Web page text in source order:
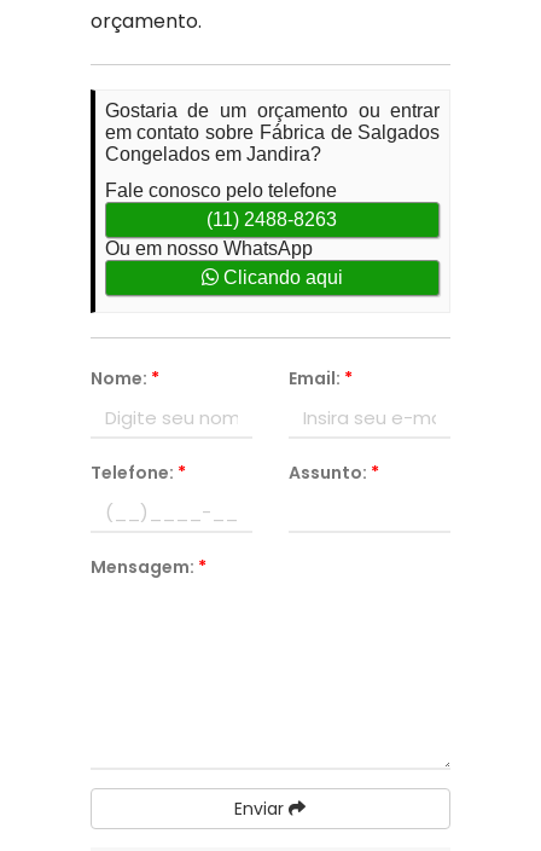
orçamento.
Gostaria de um orçamento ou entrar
em contato sobre Fábrica de Salgados
Congelados em Jandira?
Fale conosco pelo telefone
(11) 2488-8263
Ou em nosso WhatsApp
Clicando aqui
Nome: * Email: *
Telefone: * Assunto: *
Mensagem: *
Enviar